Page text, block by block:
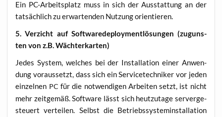
Ein PC-Arbeits­platz muss in sich der Aus­stat­tung an der
tat­säch­lich zu erwar­ten­den Nut­zung orientieren.
5. Ver­zicht auf Soft­ware­de­ploy­ment­lö­sun­gen (zuguns­
ten von z.B. Wächterkarten)
Jedes Sys­tem, wel­ches bei der Instal­la­ti­on einer Anwen­
dung vor­aus­setzt, dass sich ein Ser­vice­tech­ni­ker vor jeden
ein­zel­nen PC für die not­wen­di­gen Arbei­ten setzt, ist nicht
mehr zeit­ge­mäß. Soft­ware lässt sich heut­zu­ta­ge ser­ver­ge­
steu­ert ver­tei­len. Selbst die Betriebs­sys­tem­in­stal­la­ti­on